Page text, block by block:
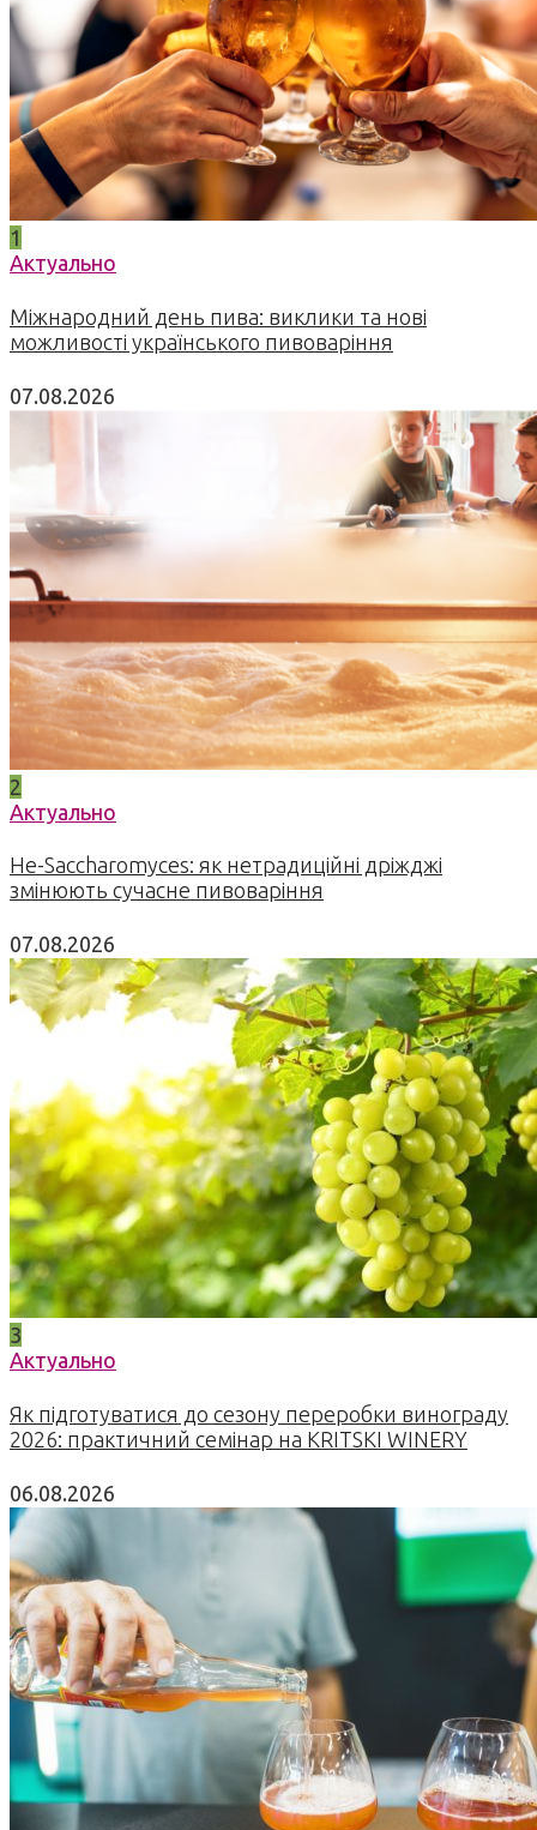
1
Актуально
Міжнародний день пива: виклики та нові
можливості українського пивоваріння
07.08.2026
2
Актуально
Не-Saccharomyces: як нетрадиційні дріжджі
змінюють сучасне пивоваріння
07.08.2026
3
Актуально
Як підготуватися до сезону переробки винограду
2026: практичний семінар на KRITSKI WINERY
06.08.2026